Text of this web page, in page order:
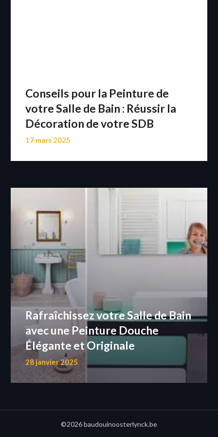
Conseils pour la Peinture de
votre Salle de Bain : Réussir la
Décoration de votre SDB
17 mars 2025
Rafraîchissez votre Salle de Bain
avec une Peinture Douche
Élégante et Originale
28 janvier 2025
©2026 baudouinoosterlynck.be